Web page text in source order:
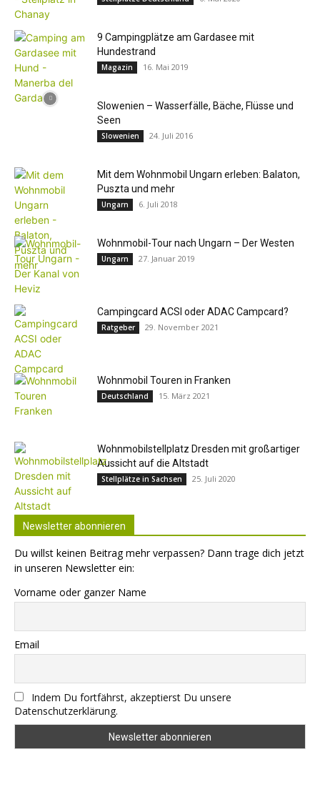
9 Campingplätze am Gardasee mit
Hundestrand
Magazin 16. Mai 2019
Slowenien – Wasserfälle, Bäche, Flüsse und
Seen
Slowenien 24. Juli 2016
Mit dem Wohnmobil Ungarn erleben: Balaton,
Puszta und mehr
Ungarn 6. Juli 2018
Wohnmobil-Tour nach Ungarn – Der Westen
Ungarn 27. Januar 2019
Campingcard ACSI oder ADAC Campcard?
Ratgeber 29. November 2021
Wohnmobil Touren in Franken
Deutschland 15. März 2021
Wohnmobilstellplatz Dresden mit großartiger
Aussicht auf die Altstadt
Stellplätze in Sachsen 25. Juli 2020
Newsletter abonnieren
Du willst keinen Beitrag mehr verpassen? Dann trage dich jetzt
in unseren Newsletter ein:
Vorname oder ganzer Name
Email
Indem Du fortfährst, akzeptierst Du unsere
Datenschutzerklärung.